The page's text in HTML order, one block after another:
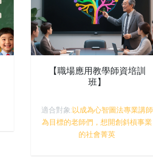
【職場應用教學師資培訓
班】
適合對象:以成為心智圖法專業講師
為目標的老師們，想開創斜槓事業
的社會菁英